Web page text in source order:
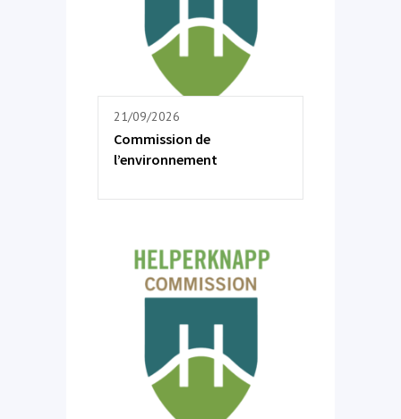
21/09/2026
Commission de
l’environnement